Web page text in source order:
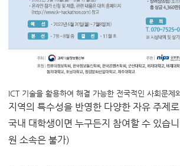
ICT 기술을 활용하여 해결 가능한 전국적인 사회문제
지역의 특수성을 반영한 다양한 자유 주제
국내 대학생이면 누구든지 참여할 수 있습
원 소속은 불가)